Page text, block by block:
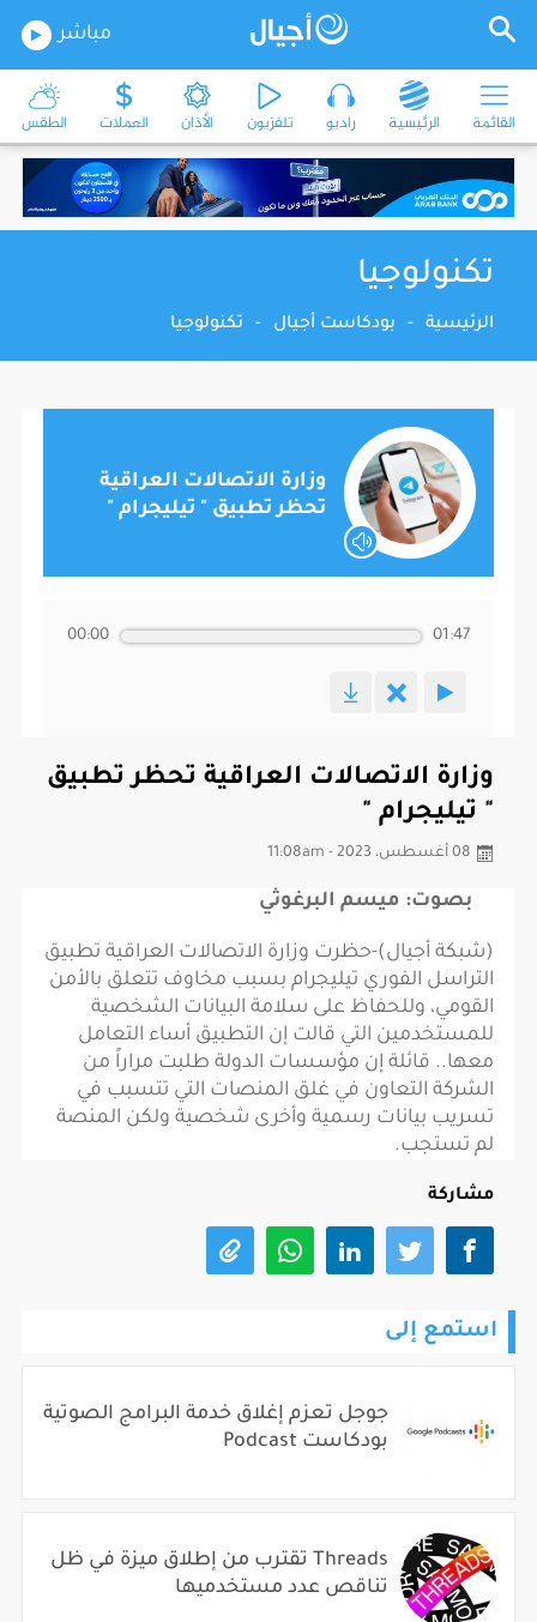
مباشر
القائمة الرئيسية راديو تلفزيون الأذان العملات الطقس
تكنولوجيا
الرئيسية - بودكاست أجيال - تكنولوجيا
وزارة الاتصالات العراقية
تحظر تطبيق " تيليجرام "
00:00 01:47
وزارة الاتصالات العراقية تحظر تطبيق
" تيليجرام "
08 أغسطس، 2023 - 11:08am
بصوت: ميسم البرغوثي
(شبكة أجيال)-حظرت وزارة الاتصالات العراقية تطبيق
التراسل الفوري تيليجرام بسبب مخاوف تتعلق بالأمن
القومي، وللحفاظ على سلامة البيانات الشخصية
للمستخدمين التي قالت إن التطبيق أساء التعامل
معها.. قائلة إن مؤسسات الدولة طلبت مراراً من
الشركة التعاون في غلق المنصات التي تتسبب في
تسريب بيانات رسمية وأخرى شخصية ولكن المنصة
لم تستجب.
مشاركة
استمع إلى
جوجل تعزم إغلاق خدمة البرامج الصوتية
بودكاست Podcast
Threads تقترب من إطلاق ميزة في ظل
تناقص عدد مستخدميها